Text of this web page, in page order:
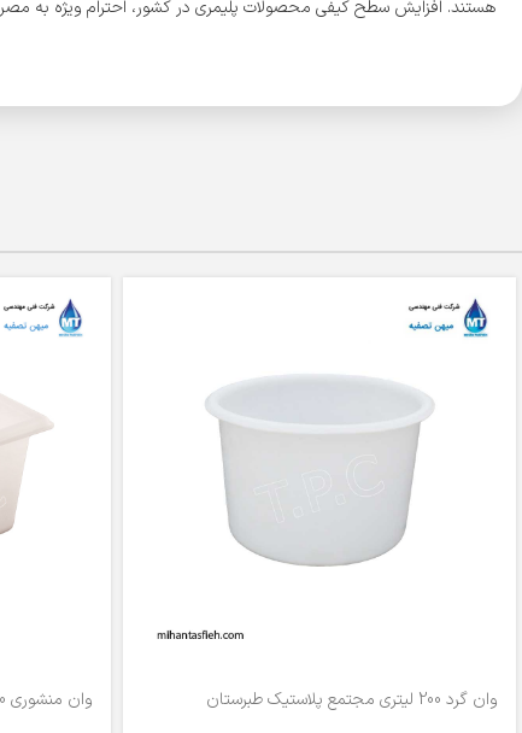
هستند. افزایش سطح کیفی محصولات پلیمری در کشور، احترام ویژه به
وان گرد 200 لیتری مجتمع پلاستیک طبرستان وان منشوری 100 لیتری مجتمع پلاستیک طبرستان